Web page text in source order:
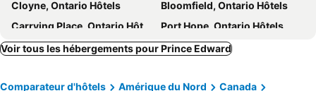
Cloyne, Ontario Hôtels
Bloomfield, Ontario Hôtels
Carrying Place, Ontario Hôtels
Port Hope, Ontario Hôtels
Westport, Ontario Hôtels
Douro, Ontario Hôtels
Tweed, Ontario Hôtels
Sackets Harbor, New York Hôtels
Voir tous les hébergements pour Prince Edward
Comparateur d'hôtels Amérique du Nord
Canada